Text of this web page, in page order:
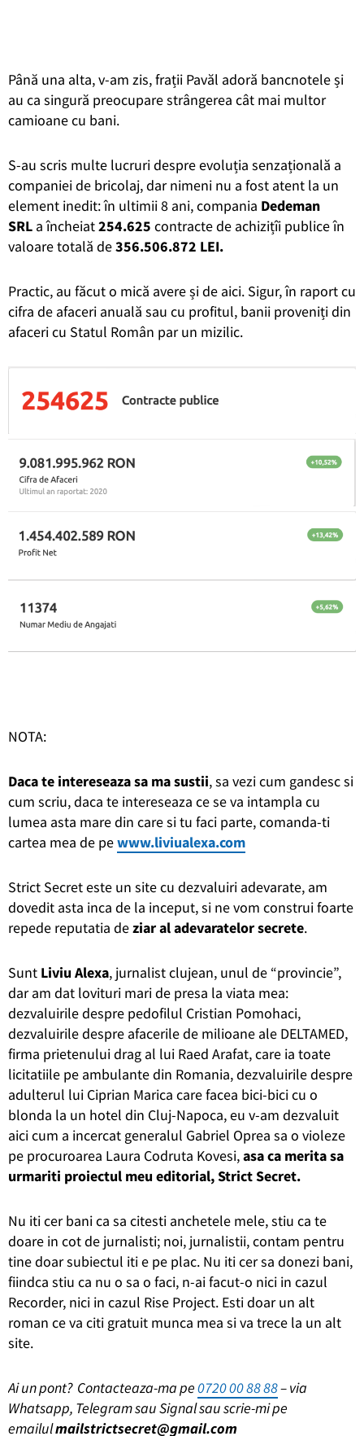
Până una alta, v-am zis, frații Pavăl adoră bancnotele și
au ca singură preocupare strângerea cât mai multor
camioane cu bani.
S-au scris multe lucruri despre evoluția senzațională a
companiei de bricolaj, dar nimeni nu a fost atent la un
element inedit: în ultimii 8 ani, compania Dedeman
SRL a încheiat254.625 contracte de achizițîi publice în
valoare totală de356.506.872 LEI.
Practic, au făcut o mică avere și de aici. Sigur, în raport cu
cifra de afaceri anuală sau cu profitul, banii proveniți din
afaceri cu Statul Român par un mizilic.
NOTA:
Daca te intereseaza sa ma sustii, sa vezi cum gandesc si
cum scriu, daca te intereseaza ce se va intampla cu
lumea asta mare din care si tu faci parte, comanda-ti
cartea mea de pewww.liviualexa.com
Strict Secret este un site cu dezvaluiri adevarate, am
dovedit asta inca de la inceput, si ne vom construi foarte
repede reputatia deziar al adevaratelor secrete.
Sunt Liviu Alexa, jurnalist clujean, unul de “provincie”,
dar am dat lovituri mari de presa la viata mea:
dezvaluirile despre pedofilul Cristian Pomohaci,
dezvaluirile despre afacerile de milioane ale DELTAMED,
firma prietenului drag al lui Raed Arafat, care ia toate
licitatiile pe ambulante din Romania, dezvaluirile despre
adulterul lui Ciprian Marica care facea bici-bici cu o
blonda la un hotel din Cluj-Napoca, eu v-am dezvaluit
aici cum a incercat generalul Gabriel Oprea sa o violeze
pe procuroarea Laura Codruta Kovesi,asa ca merita sa
urmariti proiectul meu editorial, Strict Secret.
Nu iti cer bani ca sa citesti anchetele mele, stiu ca te
doare in cot de jurnalisti; noi, jurnalistii, contam pentru
tine doar subiectul iti e pe plac. Nu iti cer sa donezi bani,
fiindca stiu ca nu o sa o faci, n-ai facut-o nici in cazul
Recorder, nici in cazul Rise Project. Esti doar un alt
roman ce va citi gratuit munca mea si va trece la un alt
site.
Ai un pont? Contacteaza-ma pe0720 00 88 88– via
Whatsapp, Telegram sau Signal sau scrie-mi pe
emailulmailstrictsecret@gmail.com